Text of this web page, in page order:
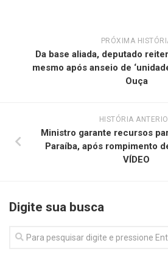
PRÓXIMA
Da base aliada, deputado
mesmo após anseio de
Ouça
HISTÓRIA
Ministro garante recursos
Paraíba, após rompimento
VÍDEO
Digite sua busca